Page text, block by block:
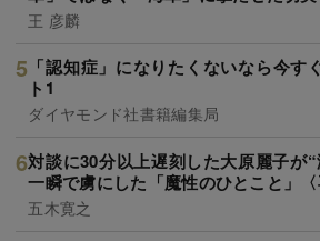
王 彦麟
「認知症」になりたくないなら今す
ト1
ダイヤモンド社書籍編集局
対談に30分以上遅刻した大原麗子が
一瞬で虜にした「魔性のひとこと」〈
五木寛之